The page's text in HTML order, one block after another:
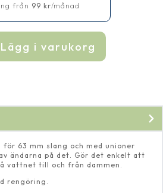
från 99 kr/månad
Lägg i varukorg
63 mm slang och med unioner
ändarna på det. Gör det enkelt att
vattnet till och från dammen.
rengöring.